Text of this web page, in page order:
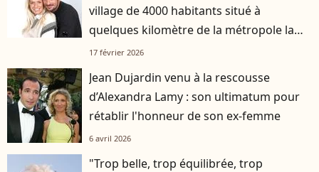
village de 4000 habitants situé à
quelques kilomètre de la métropole la
plus attractive de France
17 février 2026
Jean Dujardin venu à la rescousse
d’Alexandra Lamy : son ultimatum pour
rétablir l'honneur de son ex-femme
6 avril 2026
"Trop belle, trop équilibrée, trop